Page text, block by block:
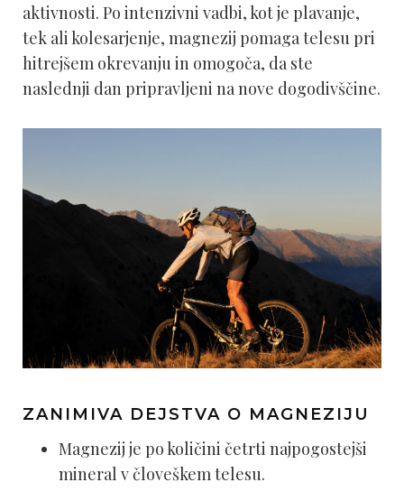
aktivnosti. Po intenzivni vadbi, kot je plavanje,
tek ali kolesarjenje, magnezij pomaga telesu pri
hitrejšem okrevanju in omogoča, da ste
naslednji dan pripravljeni na nove dogodivščine.
ZANIMIVA DEJSTVA O MAGNEZIJU
Magnezij je po količini četrti najpogostejši
mineral v človeškem telesu.